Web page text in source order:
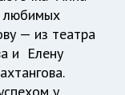
любимых
— из театра
и Елену